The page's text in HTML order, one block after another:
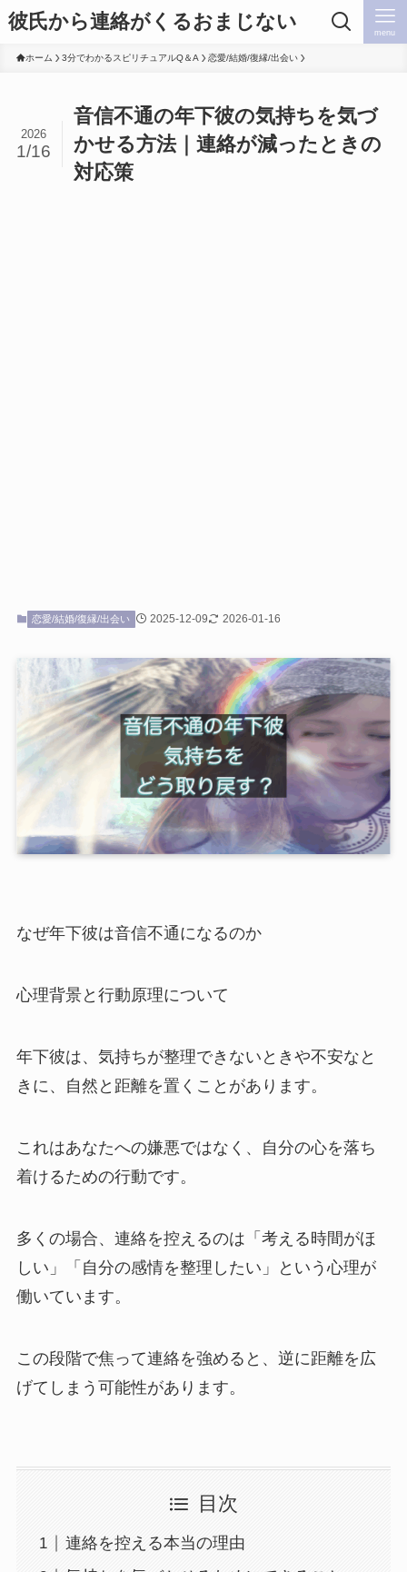
彼氏から連絡がくるおまじない menu
ホーム 3分でわかるスピリチュアルQ＆A 恋愛/結婚/復縁/出会い
音信不通の年下彼の気持ちを気づ
かせる方法｜連絡が減ったときの
対応策
2026
1/16
恋愛/結婚/復縁/出会い 2025-12-09 2026-01-16
なぜ年下彼は音信不通になるのか
心理背景と行動原理について
年下彼は、気持ちが整理できないときや不安なと
きに、自然と距離を置くことがあります。
これはあなたへの嫌悪ではなく、自分の心を落ち
着けるための行動です。
多くの場合、連絡を控えるのは「考える時間がほ
しい」「自分の感情を整理したい」という心理が
働いています。
この段階で焦って連絡を強めると、逆に距離を広
げてしまう可能性があります。
目次
連絡を控える本当の理由